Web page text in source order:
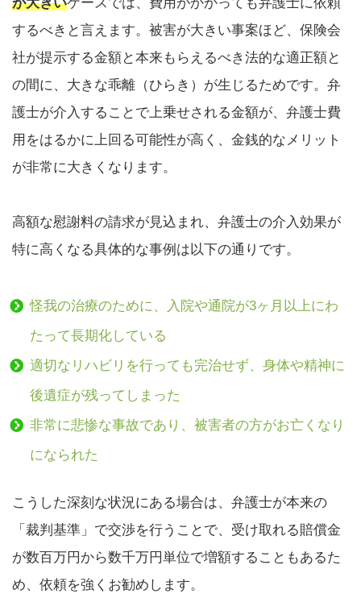
が大きいケースでは、費用がかかっても弁護士に依頼
するべきと言えます。被害が大きい事案ほど、保険会
社が提示する金額と本来もらえるべき法的な適正額と
の間に、大きな乖離（ひらき）が生じるためです。弁
護士が介入することで上乗せされる金額が、弁護士費
用をはるかに上回る可能性が高く、金銭的なメリット
が非常に大きくなります。
高額な慰謝料の請求が見込まれ、弁護士の介入効果が
特に高くなる具体的な事例は以下の通りです。
怪我の治療のために、入院や通院が3ヶ月以上にわ
たって長期化している
適切なリハビリを行っても完治せず、身体や精神に
後遺症が残ってしまった
非常に悲惨な事故であり、被害者の方がお亡くなり
になられた
こうした深刻な状況にある場合は、弁護士が本来の
「裁判基準」で交渉を行うことで、受け取れる賠償金
が数百万円から数千万円単位で増額することもあるた
め、依頼を強くお勧めします。